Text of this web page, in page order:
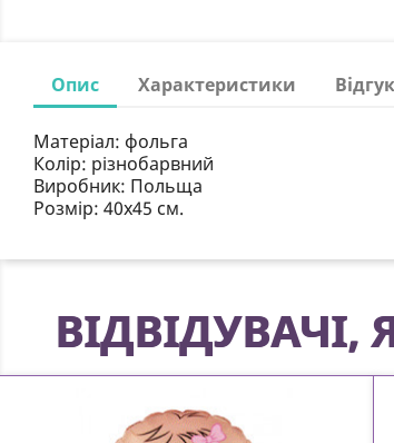
Опис Характеристики
Матеріал: фольга
Колір: різнобарвний
Виробник: Польща
Розмір: 40х45 см.